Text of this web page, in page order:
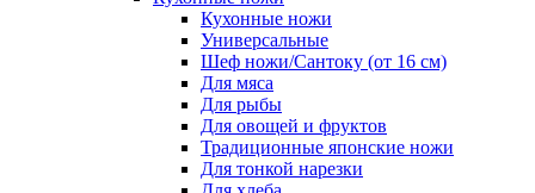
Кухонные ножи
Универсальные
Шеф ножи/Сантоку (от 16 см)
Для мяса
Для рыбы
Для овощей и фруктов
Традиционные японские ножи
Для тонкой нарезки